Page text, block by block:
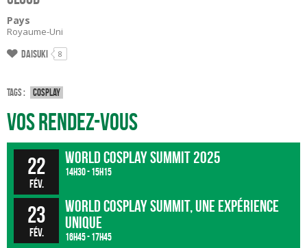
Pays
Royaume-Uni
Daisuki 8
Tags : Cosplay
Vos rendez-vous
22
fév.
World Cosplay Summit 2025
14h30 - 15h15
23
fév.
World Cosplay Summit, une expérience
unique
16h45 - 17h45